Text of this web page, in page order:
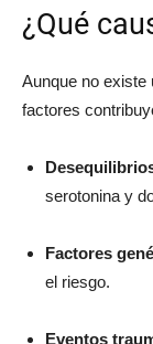
¿Qué
Aunque no existe
factores
serotonina y
Factores
el riesgo.
Eventos